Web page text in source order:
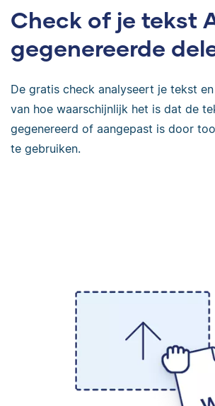
Check of je tekst
gegenereerde
De gratis check analyseert je tekst
van hoe waarschijnlijk het is dat de
gegenereerd of aangepast is door
te gebruiken.